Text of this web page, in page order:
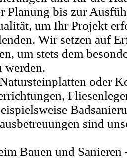
Planung bis zur
um Ihr Projekt
Wir setzen auf
um stets dem
werden.
oder
sind
Bauen und Sanieren